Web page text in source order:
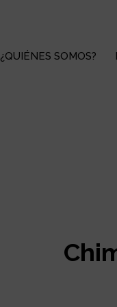
¿QUIÉNES SOMOS?